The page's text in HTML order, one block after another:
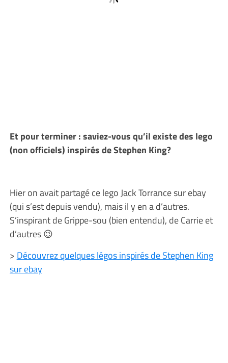
Et pour terminer : saviez-vous qu’il existe des lego
(non officiels) inspirés de Stephen King?
Hier on avait partagé ce lego Jack Torrance sur ebay
(qui s’est depuis vendu), mais il y en a d’autres.
S’inspirant de Grippe-sou (bien entendu), de Carrie et
d’autres 😉
> Découvrez quelques légos inspirés de Stephen King
sur ebay